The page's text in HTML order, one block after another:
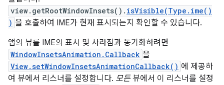
view.getRootWindowInsets(). isVisible(Type.ime()
) 을 호출하여 IME가 현재 표시되는지 확인할 수 있습니다.
앱의 뷰를 IME의 표시 및 사라짐과 동기화하려면
WindowInsetsAnimation.Callback 을
View.setWindowInsetsAnimationCallback() 에 제공하
여 뷰에서 리스너를 설정합니다. 모든뷰에서 이 리스너를 설정